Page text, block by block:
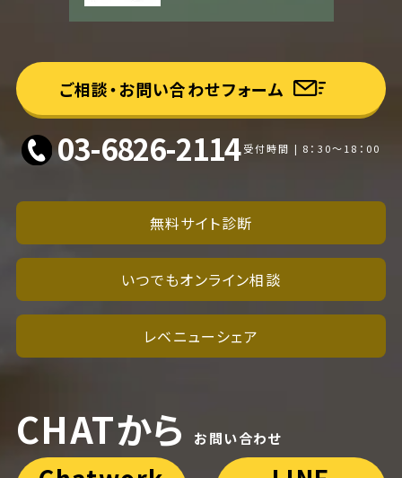
ご相談・お問い合わせフォーム
03-6826-2114 受付時間 | 8：30～18：00
無料サイト診断
いつでもオンライン相談
レベニューシェア
CHATから お問い合わせ